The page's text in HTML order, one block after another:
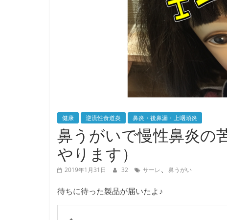
健康 逆流性食道炎 鼻炎・後鼻漏・上咽頭炎
鼻うがいで慢性鼻炎の
やります）
2019年1月31日 32 サーレ、 鼻うがい
待ちに待った製品が届いたよ♪